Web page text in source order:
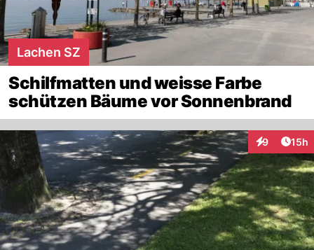
Lachen SZ
Schilfmatten und weisse Farbe
schützen Bäume vor Sonnenbrand
9
Interaktionen
15h